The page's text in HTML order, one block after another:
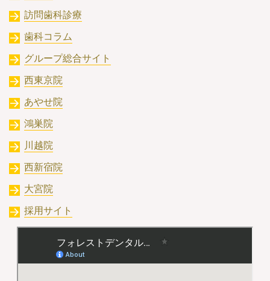
訪問歯科診療
歯科コラム
グループ総合サイト
西東京院
あやせ院
鴻巣院
川越院
西新宿院
大宮院
採用サイト